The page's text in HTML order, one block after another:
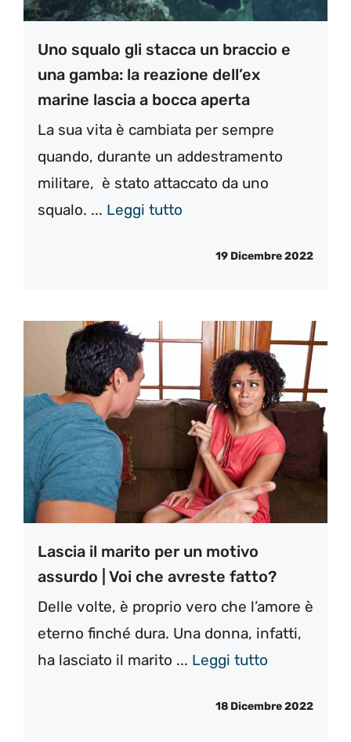
Uno squalo gli stacca un braccio e
una gamba: la reazione dell’ex
marine lascia a bocca aperta
La sua vita è cambiata per sempre
quando, durante un addestramento
militare, è stato attaccato da uno
squalo. ... Leggi tutto
19 Dicembre 2022
Lascia il marito per un motivo
assurdo | Voi che avreste fatto?
Delle volte, è proprio vero che l’amore è
eterno finché dura. Una donna, infatti,
ha lasciato il marito ... Leggi tutto
18 Dicembre 2022